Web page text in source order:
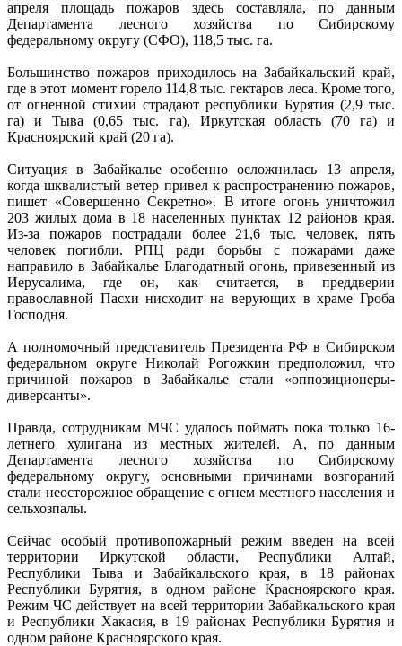
апреля площадь пожаров здесь составляла, по данным
Департамента лесного хозяйства по Сибирскому
федеральному округу (СФО), 118,5 тыс. га.
Большинство пожаров приходилось на Забайкальский край,
где в этот момент горело 114,8 тыс. гектаров леса. Кроме того,
от огненной стихии страдают республики Бурятия (2,9 тыс.
га) и Тыва (0,65 тыс. га), Иркутская область (70 га) и
Красноярский край (20 га).
Ситуация в Забайкалье особенно осложнилась 13 апреля,
когда шквалистый ветер привел к распространению пожаров,
пишет «Совершенно Секретно». В итоге огонь уничтожил
203 жилых дома в 18 населенных пунктах 12 районов края.
Из-за пожаров пострадали более 21,6 тыс. человек, пять
человек погибли. РПЦ ради борьбы с пожарами даже
направило в Забайкалье Благодатный огонь, привезенный из
Иерусалима, где он, как считается, в преддверии
православной Пасхи нисходит на верующих в храме Гроба
Господня.
А полномочный представитель Президента РФ в Сибирском
федеральном округе Николай Рогожкин предположил, что
причиной пожаров в Забайкалье стали «оппозиционеры-
диверсанты».
Правда, сотрудникам МЧС удалось поймать пока только 16-
летнего хулигана из местных жителей. А, по данным
Департамента лесного хозяйства по Сибирскому
федеральному округу, основными причинами возгораний
стали неосторожное обращение с огнем местного населения и
сельхозпалы.
Сейчас особый противопожарный режим введен на всей
территории Иркутской области, Республики Алтай,
Республики Тыва и Забайкальского края, в 18 районах
Республики Бурятия, в одном районе Красноярского края.
Режим ЧС действует на всей территории Забайкальского края
и Республики Хакасия, в 19 районах Республики Бурятия и
одном районе Красноярского края.